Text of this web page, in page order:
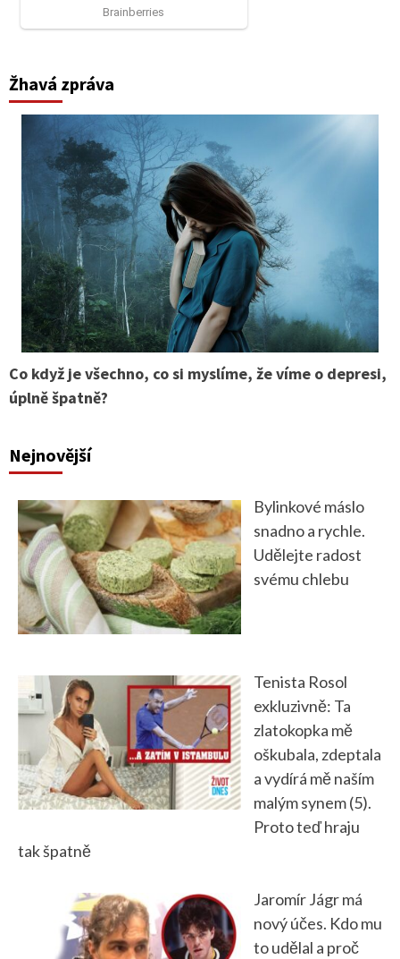
Žhavá zpráva
Co když je všechno, co si myslíme, že víme o depresi,
úplně špatně?
Nejnovější
Bylinkové máslo
snadno a rychle.
Udělejte radost
svému chlebu
Tenista Rosol
exkluzivně: Ta
zlatokopka mě
oškubala, zdeptala
a vydírá mě naším
malým synem (5).
Proto teď hraju
tak špatně
Jaromír Jágr má
nový účes. Kdo mu
to udělal a proč